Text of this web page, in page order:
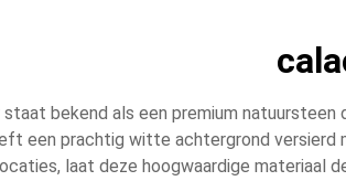
bekend als een premium
een prachtig witte achtergrond
laat deze hoogwaardige materiaal